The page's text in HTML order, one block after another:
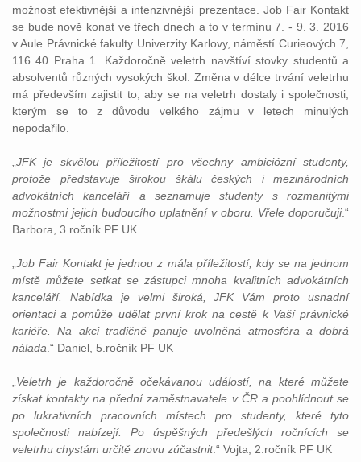
možnost efektivnější a intenzivnější prezentace. Job Fair Kontakt
se bude nově konat ve třech dnech a to v termínu 7. - 9. 3. 2016
v Aule Právnické fakulty Univerzity Karlovy, náměstí Curieových 7,
116 40 Praha 1. Každoročně veletrh navštíví stovky studentů a
absolventů různých vysokých škol. Změna v délce trvání veletrhu
má především zajistit to, aby se na veletrh dostaly i společnosti,
kterým se to z důvodu velkého zájmu v letech minulých
nepodařilo.
JFK je skvělou příležitostí pro všechny ambiciózní studenty,
protože představuje širokou škálu českých i mezinárodních
advokátních kanceláří a seznamuje studenty s rozmanitými
možnostmi jejich budoucího uplatnění v oboru. Vřele doporučuji.“
Barbora, 3.ročník PF UK
Job Fair Kontakt je jednou z mála příležitostí, kdy se na jednom
místě můžete setkat se zástupci mnoha kvalitních advokátních
kanceláří. Nabídka je velmi široká, JFK Vám proto usnadní
orientaci a pomůže udělat první krok na cestě k Vaší právnické
kariéře. Na akci tradičně panuje uvolněná atmosféra a dobrá
nálada .“ Daniel, 5.ročník PF UK
Veletrh je každoročně očekávanou událostí, na které můžete
získat kontakty na přední zaměstnavatele v ČR a poohlídnout se
po lukrativních pracovních místech pro studenty, které tyto
společnosti nabízejí. Po úspěšných předešlých ročnících se
veletrhu chystám určitě znovu zúčastnit.“ Vojta, 2.ročník PF UK